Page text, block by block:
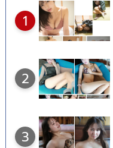
1
2
3